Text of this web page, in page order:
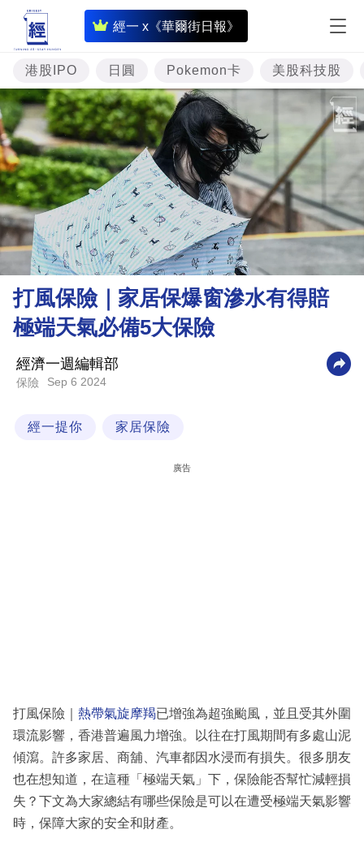
經一 x《華爾街日報》
即
時
財
經
專
題
投
資
樓
市
理
商
業
科
區
港股IPO 日圓 Pokemon卡 美股科技股
打風保險｜家居保爆窗滲水有得賠
極端天氣必備5大保險
經濟一週編輯部
保險 Sep 6 2024
經一提你 家居保險
廣告
打風保險｜ 熱帶氣旋摩羯已增強為超強颱風，並且受其外圍
環流影響，香港普遍風力增強。以往在打風期間有多處山泥
傾瀉。許多家居、商舖、汽車都因水浸而有損失。很多朋友
也在想知道，在這種「極端天氣」下，保險能否幫忙減輕損
失？下文為大家總結有哪些保險是可以在遭受極端天氣影響
時，保障大家的安全和財產。